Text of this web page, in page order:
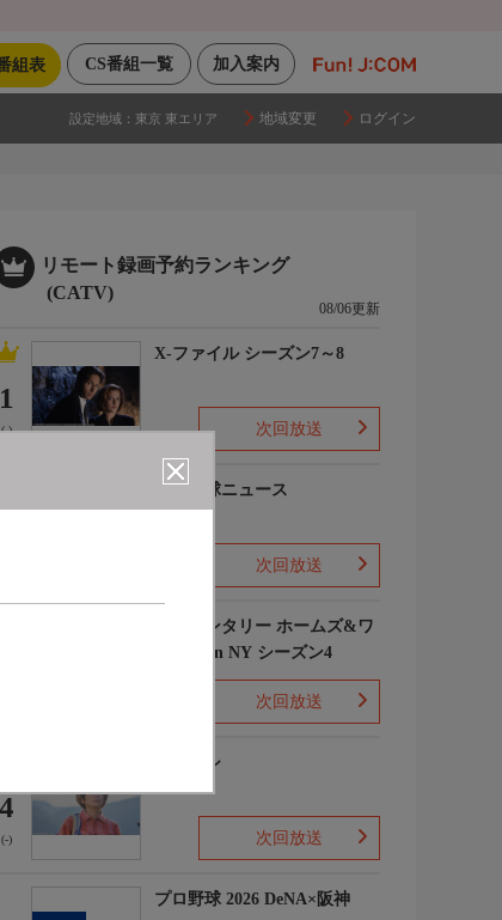
加入案内
CS番組一覧
組表
設定地域： 東京 東エリア 地域変更 ログイン
リモート録画予約ランキング
(CATV)
08/06更新
1
(-)
X-ファイル シーズン7～8
次回放送
プロ野球ニュース
次回放送
エレメンタリー ホームズ&ワ
トソン in NY シーズン4
次回放送
4
(-)
下山メシ
次回放送
プロ野球 2026 DeNA×阪神